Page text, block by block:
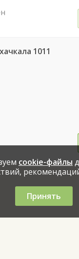
1011
cookie-файлы
Принять